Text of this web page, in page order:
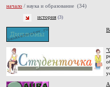
начало / наука и образование (34)
история (3)